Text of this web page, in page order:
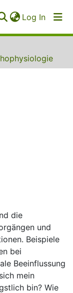
Log In
die
und
Beispiele
bei
Beeinflussung
mein
bin? Wie